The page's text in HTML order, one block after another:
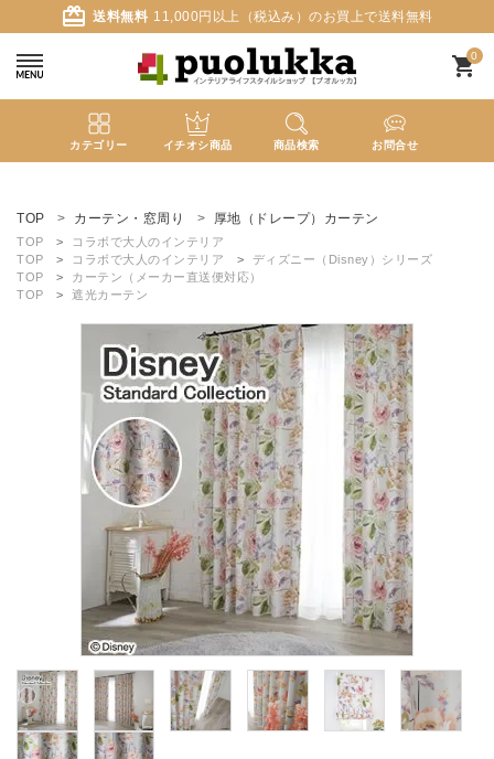
card_giftcard 送料無料 11,000円以上（税込み）のお買上で送料無料
0
shopping_cart
カテゴリー イチオシ商品 商品検索 お問合せ
ようこそ ゲスト 様
meeting_room ログイン person 新規会員登録
search
新着商品
カテゴリーから探す
ガイドライン
TOP カーテン・窓周り 厚地（ドレープ）カーテン
TOP
コラボで大人のインテリア
TOP
コラボで大人のインテリア
ディズニー（Disney）シリーズ
TOP
カーテン（メーカー直送便対応）
TOP
遮光カーテン